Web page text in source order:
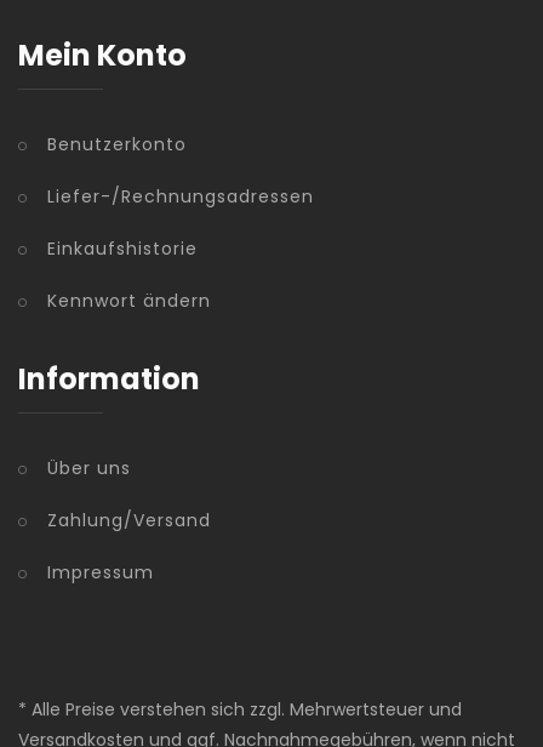
Mein Konto
Benutzerkonto
Liefer-/Rechnungsadressen
Einkaufshistorie
Kennwort ändern
Information
Über uns
Zahlung/Versand
Impressum
* Alle Preise verstehen sich zzgl. Mehrwertsteuer und
Versandkosten und ggf. Nachnahmegebühren, wenn nicht